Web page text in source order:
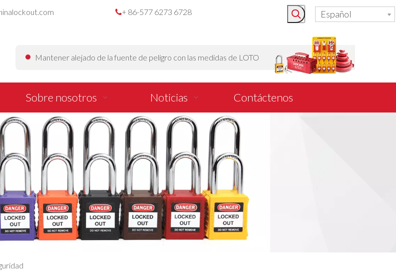
+ 86-577 6273 6728 Español
Mantener alejado de la fuente de peligro con las medidas de LOTO
Sobre nosotros Noticias Contáctenos